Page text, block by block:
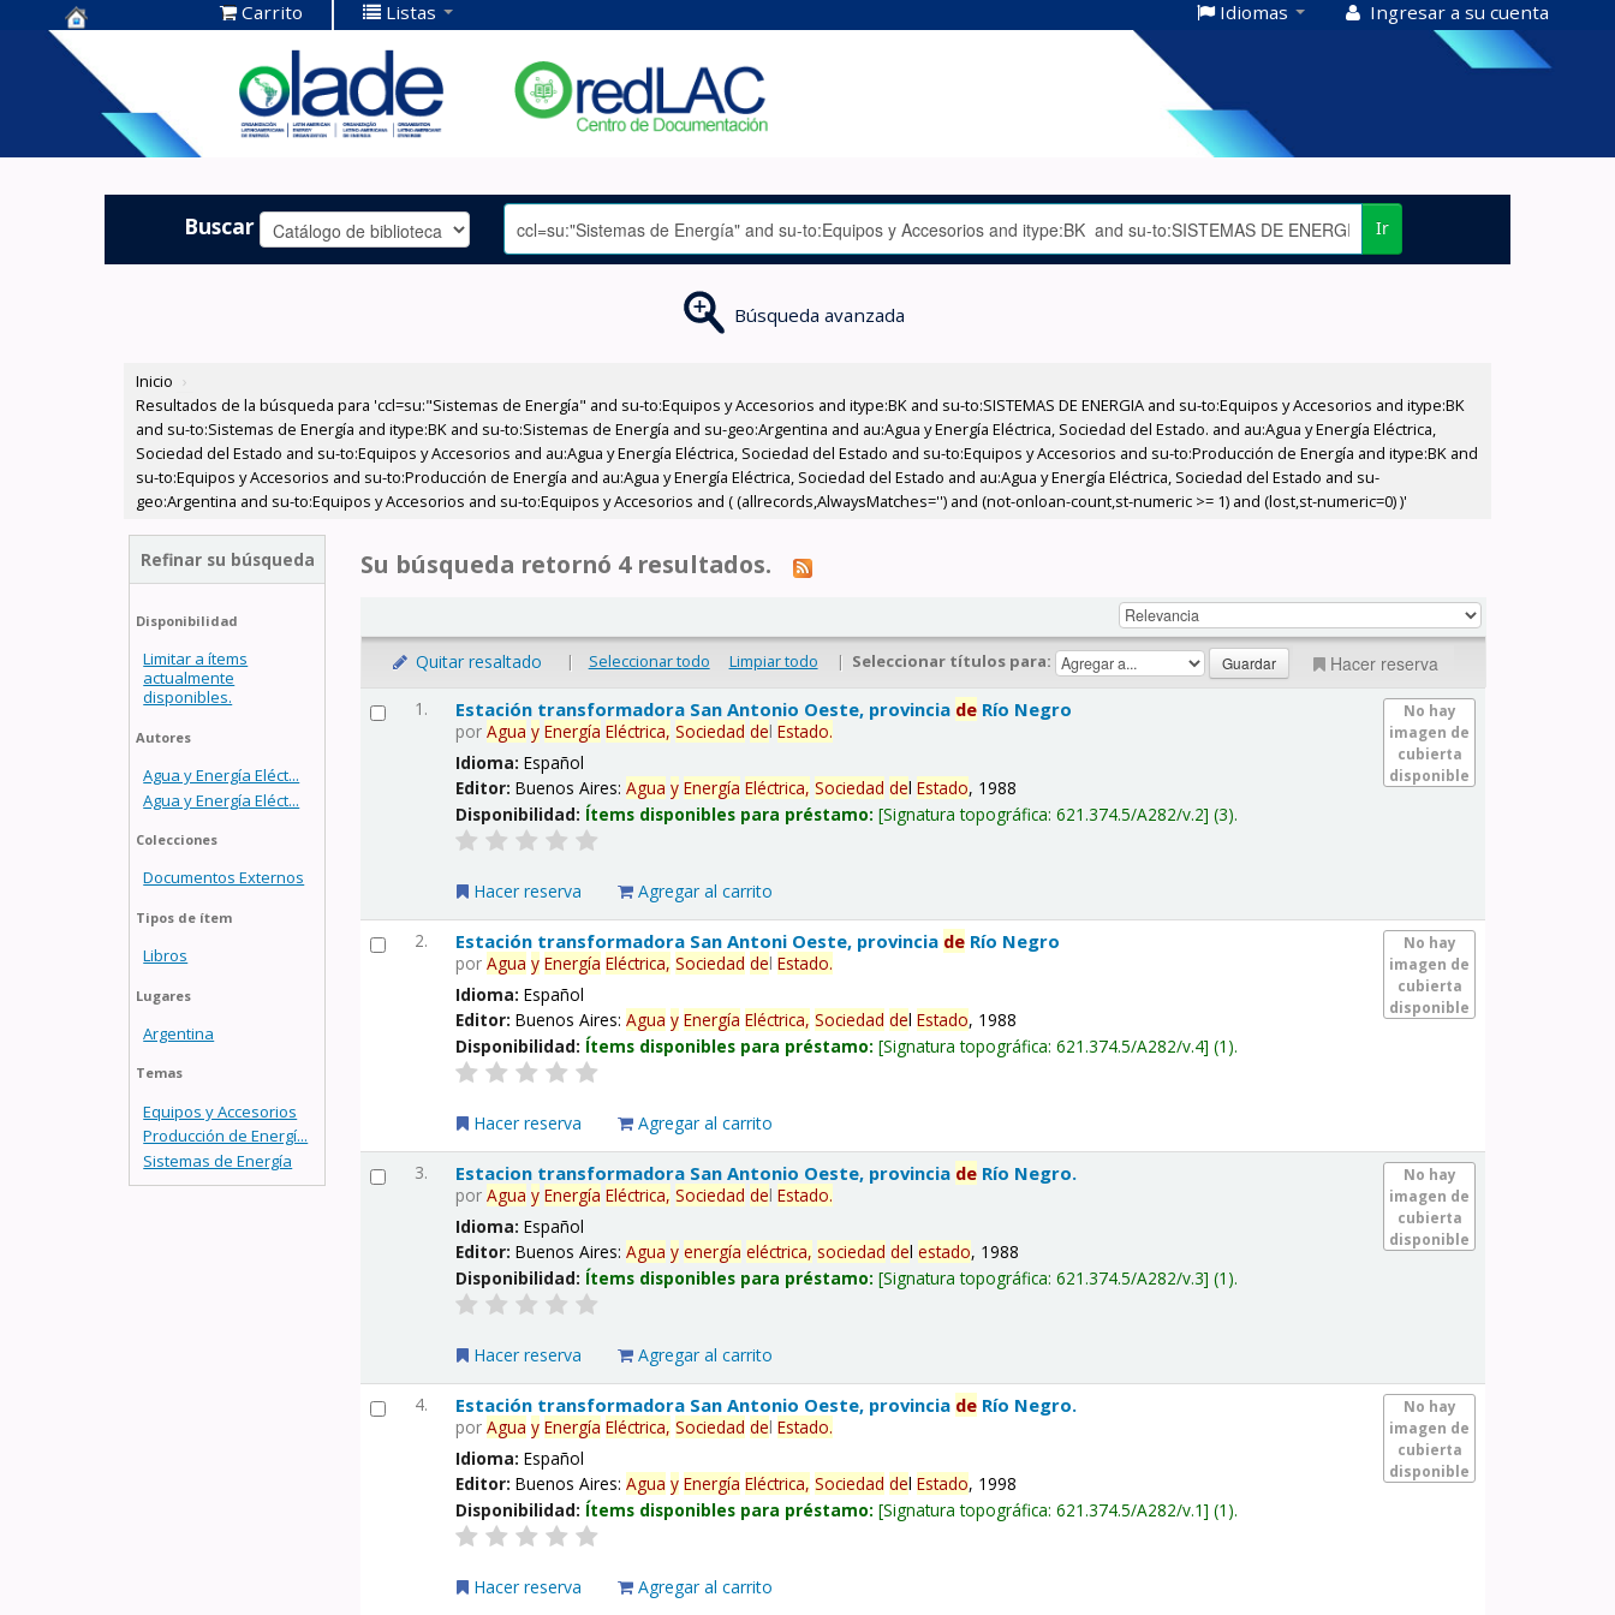
Centro de
Documentación
OLADE -
Carrito Listas Idiomas Ingresar a su cuenta
Buscar Ir
Búsqueda avanzada
Inicio ›
Resultados de la búsqueda para 'ccl=su:"Sistemas de Energía" and su-to:Equipos y Accesorios and itype:BK and su-to:SISTEMAS DE ENERGIA and su-to:Equipos y Accesorios and itype:BK
and su-to:Sistemas de Energía and itype:BK and su-to:Sistemas de Energía and su-geo:Argentina and au:Agua y Energía Eléctrica, Sociedad del Estado. and au:Agua y Energía Eléctrica,
Sociedad del Estado and su-to:Equipos y Accesorios and au:Agua y Energía Eléctrica, Sociedad del Estado and su-to:Equipos y Accesorios and su-to:Producción de Energía and itype:BK and
su-to:Equipos y Accesorios and su-to:Producción de Energía and au:Agua y Energía Eléctrica, Sociedad del Estado and au:Agua y Energía Eléctrica, Sociedad del Estado and su-
geo:Argentina and su-to:Equipos y Accesorios and su-to:Equipos y Accesorios and ( (allrecords,AlwaysMatches='') and (not-onloan-count,st-numeric >= 1) and (lost,st-numeric=0) )'
Refinar su búsqueda
Disponibilidad
Limitar a ítems
actualmente
disponibles.
Autores
Agua y Energía Eléct...
Agua y Energía Eléct...
Colecciones
Documentos Externos
Tipos de ítem
Libros
Lugares
Argentina
Temas
Equipos y Accesorios
Producción de Energí...
Sistemas de Energía
Su búsqueda retornó 4 resultados.
Quitar resaltado | Seleccionar todo Limpiar todo | Seleccionar títulos para: Hacer reserva
1.
No hay
imagen de
cubierta
disponible
Estación transformadora San Antonio Oeste, provincia de Río Negro
porAgua y Energía Eléctrica, Sociedad delEstado.
Idioma:Español
Editor:Buenos Aires:Agua y Energía Eléctrica, Sociedad delEstado, 1988
Disponibilidad: Ítems disponibles para préstamo: Signatura topográfica:621.374.5/A282/v.2 (3).
Hacer reserva Agregar al carrito
2.
No hay
imagen de
cubierta
disponible
Estación transformadora San Antoni Oeste, provincia de Río Negro
porAgua y Energía Eléctrica, Sociedad delEstado.
Idioma:Español
Editor:Buenos Aires:Agua y Energía Eléctrica, Sociedad delEstado, 1988
Disponibilidad: Ítems disponibles para préstamo: Signatura topográfica:621.374.5/A282/v.4 (1).
Hacer reserva Agregar al carrito
3.
No hay
imagen de
cubierta
disponible
Estacion transformadora San Antonio Oeste, provincia de Río Negro.
porAgua y Energía Eléctrica, Sociedad delEstado.
Idioma:Español
Editor:Buenos Aires:Agua y energía eléctrica, sociedad delestado, 1988
Disponibilidad: Ítems disponibles para préstamo: Signatura topográfica:621.374.5/A282/v.3 (1).
Hacer reserva Agregar al carrito
4.
No hay
imagen de
cubierta
disponible
Estación transformadora San Antonio Oeste, provincia de Río Negro.
porAgua y Energía Eléctrica, Sociedad delEstado.
Idioma:Español
Editor:Buenos Aires:Agua y Energía Eléctrica, Sociedad delEstado, 1998
Disponibilidad: Ítems disponibles para préstamo: Signatura topográfica:621.374.5/A282/v.1 (1).
Hacer reserva Agregar al carrito